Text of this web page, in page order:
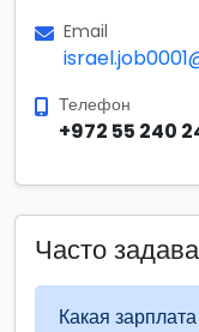
Email
Телефон
+972 55 240
Часто
Какая